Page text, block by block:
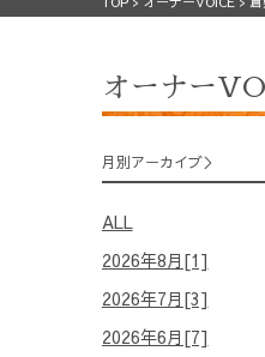
オーナー
月別アーカイブ
ALL
2026年8月[1]
2026年7月[3]
2026年6月[7]